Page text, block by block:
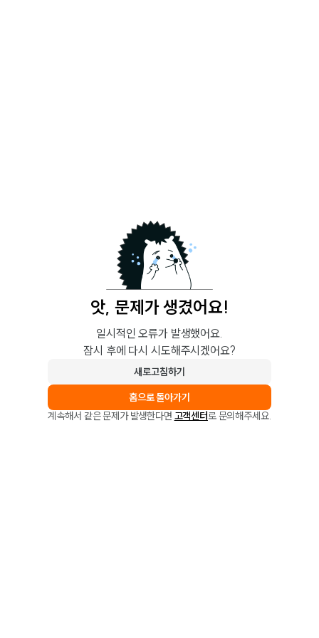
앗, 문제가 생겼어요!
일시적인 오류가 발생했어요.
잠시 후에 다시 시도해주시겠어요?
새로고침하기
홈으로 돌아가기
계속해서 같은 문제가 발생한다면 고객센터로 문의해주세요.